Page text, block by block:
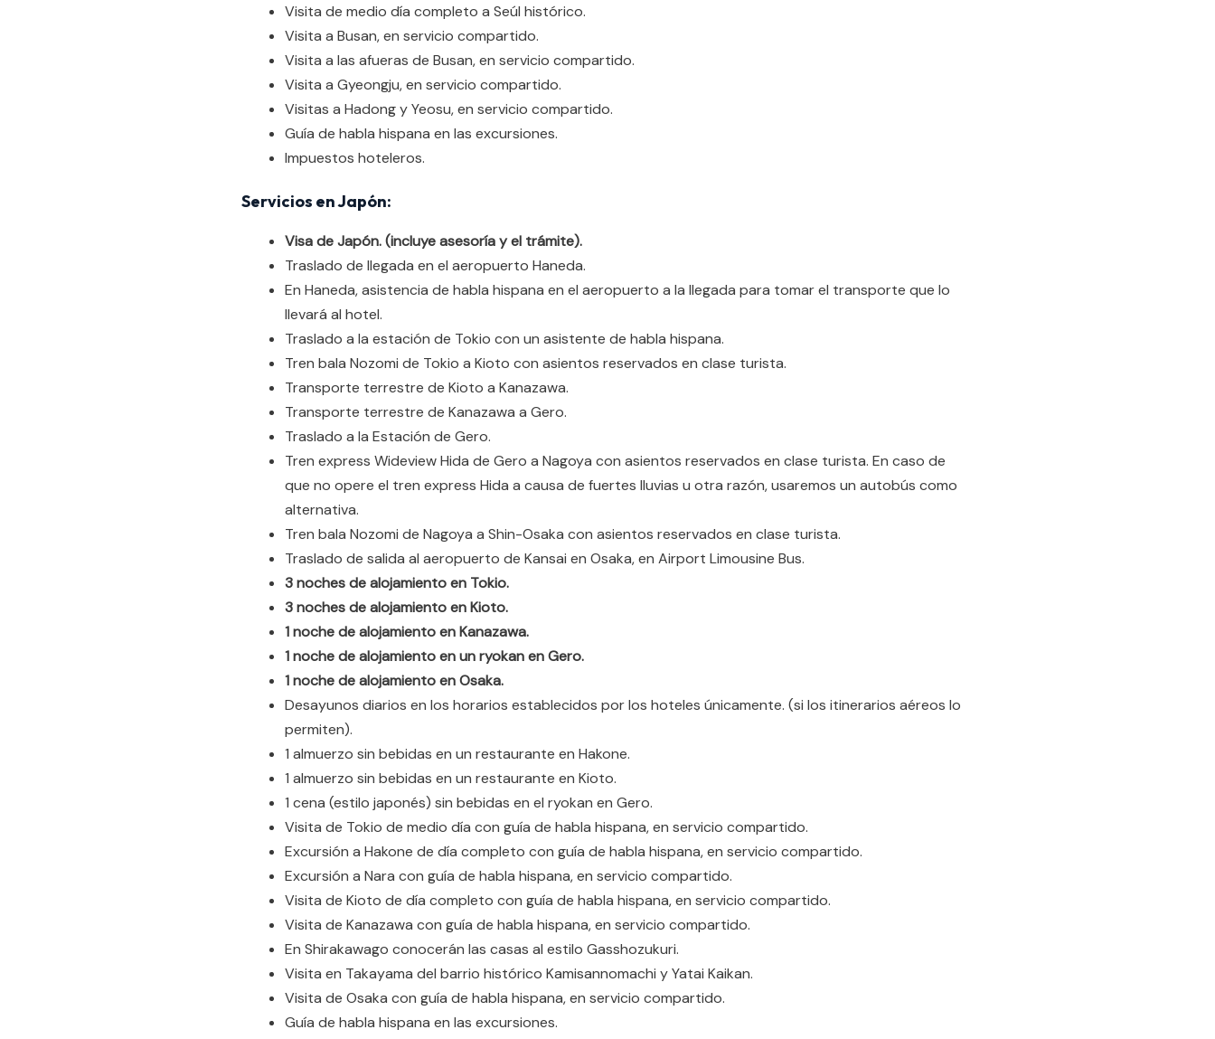
Visita de medio día completo a Seúl histórico.
Visita a Busan, en servicio compartido.
Visita a las afueras de Busan, en servicio compartido.
Visita a Gyeongju, en servicio compartido.
Visitas a Hadong y Yeosu, en servicio compartido.
Guía de habla hispana en las excursiones.
Impuestos hoteleros.
Servicios en Japón:
Visa de Japón. (incluye asesoría y el trámite).
Traslado de llegada en el aeropuerto Haneda.
En Haneda, asistencia de habla hispana en el aeropuerto a la llegada para tomar el transporte que lo
llevará al hotel.
Traslado a la estación de Tokio con un asistente de habla hispana.
Tren bala Nozomi de Tokio a Kioto con asientos reservados en clase turista.
Transporte terrestre de Kioto a Kanazawa.
Transporte terrestre de Kanazawa a Gero.
Traslado a la Estación de Gero.
Tren express Wideview Hida de Gero a Nagoya con asientos reservados en clase turista. En caso de
que no opere el tren express Hida a causa de fuertes lluvias u otra razón, usaremos un autobús como
alternativa.
Tren bala Nozomi de Nagoya a Shin-Osaka con asientos reservados en clase turista.
Traslado de salida al aeropuerto de Kansai en Osaka, en Airport Limousine Bus.
3 noches de alojamiento en Tokio.
3 noches de alojamiento en Kioto.
1 noche de alojamiento en Kanazawa.
1 noche de alojamiento en un ryokan en Gero.
1 noche de alojamiento en Osaka.
Desayunos diarios en los horarios establecidos por los hoteles únicamente. (si los itinerarios aéreos lo
permiten).
1 almuerzo sin bebidas en un restaurante en Hakone.
1 almuerzo sin bebidas en un restaurante en Kioto.
1 cena (estilo japonés) sin bebidas en el ryokan en Gero.
Visita de Tokio de medio día con guía de habla hispana, en servicio compartido.
Excursión a Hakone de día completo con guía de habla hispana, en servicio compartido.
Excursión a Nara con guía de habla hispana, en servicio compartido.
Visita de Kioto de día completo con guía de habla hispana, en servicio compartido.
Visita de Kanazawa con guía de habla hispana, en servicio compartido.
En Shirakawago conocerán las casas al estilo Gasshozukuri.
Visita en Takayama del barrio histórico Kamisannomachi y Yatai Kaikan.
Visita de Osaka con guía de habla hispana, en servicio compartido.
Guía de habla hispana en las excursiones.